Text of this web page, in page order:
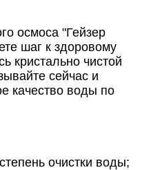
осмоса "Гейзер
шаг к здоровому
кристально чистой
сейчас и
качество воды по
очистки воды;